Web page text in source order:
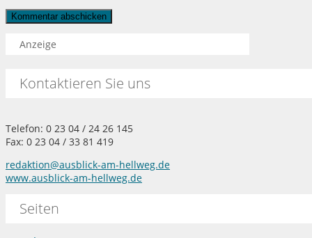
Anzeige
Kontaktieren Sie uns
Telefon: 0 23 04 / 24 26 145
Fax: 0 23 04 / 33 81 419
redaktion@ausblick-am-hellweg.de
www.ausblick-am-hellweg.de
Seiten